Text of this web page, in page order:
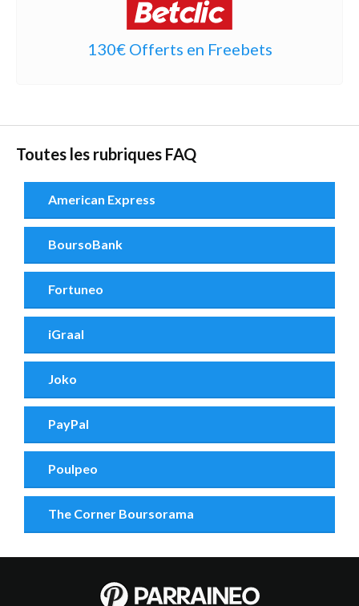
130€ Offerts en Freebets
Toutes les rubriques FAQ
American Express
BoursoBank
Fortuneo
iGraal
Joko
PayPal
Poulpeo
The Corner Boursorama